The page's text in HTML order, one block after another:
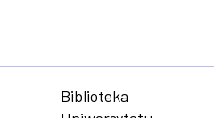
Biblioteka